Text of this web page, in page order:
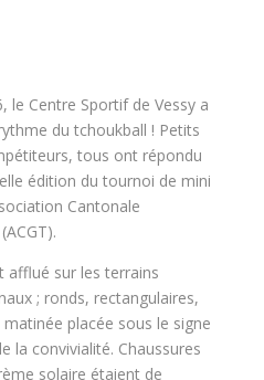
le Centre Sportif de Vessy a
du tchoukball ! Petits
tous ont répondu
édition du tournoi de mini
Cantonale
afflué sur les terrains
; ronds, rectangulaires,
placée sous le signe
la convivialité. Chaussures
solaire étaient de